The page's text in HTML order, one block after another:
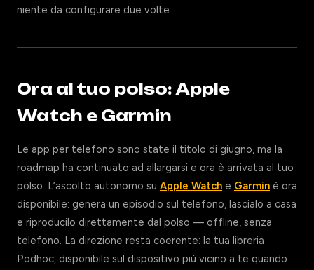
niente da configurare due volte.
Ora al tuo polso: Apple
Watch e Garmin
Le app per telefono sono state il titolo di giugno, ma la
roadmap ha continuato ad allargarsi e ora è arrivata al tuo
polso. L’ascolto autonomo su Apple Watch e Garmin è ora
disponibile: genera un episodio sul telefono, lascialo a casa
e riproducilo direttamente dal polso — offline, senza
telefono. La direzione resta coerente: la tua libreria
Podhoc, disponibile sul dispositivo più vicino a te quando